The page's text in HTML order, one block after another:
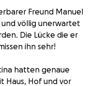
Freund Manuel
und völlig unerwartet
Die Lücke die er
ihn sehr!
hatten genaue
Haus, Hof und vor